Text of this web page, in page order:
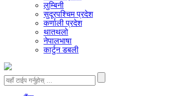
लुम्बिनी
सुदूरपश्चिम प्रदेश
कर्णाली प्रदेश
थातथलो
नेपालभाषा
कार्टुन डबली